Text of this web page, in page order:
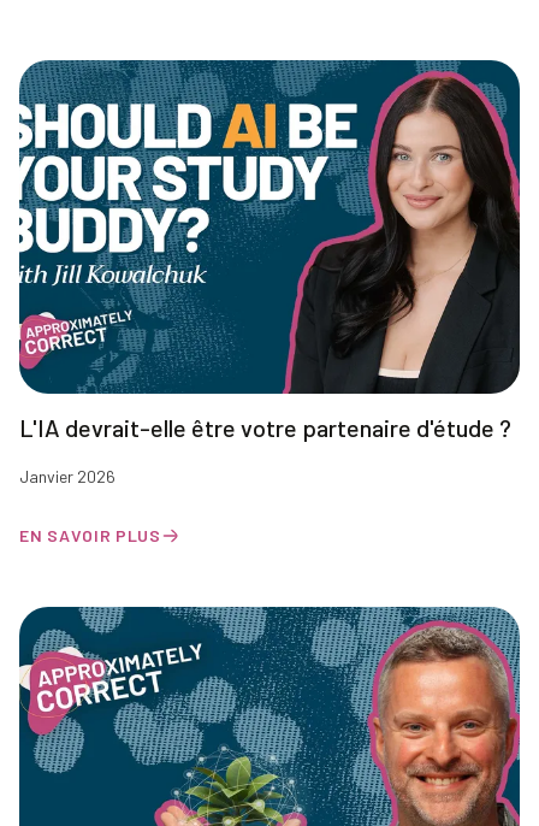
L'IA devrait-elle être votre partenaire d'étude ?
Janvier 2026
EN SAVOIR PLUS